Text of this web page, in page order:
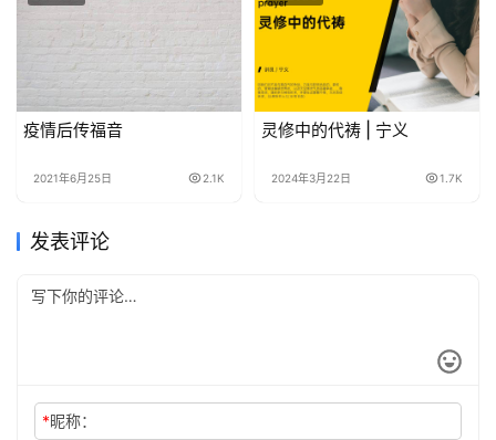
疫情后传福音
2021年6月25日 2.1K
灵修中的代祷 | 宁义
2024年3月22日 1.7K
发表评论
*昵称：